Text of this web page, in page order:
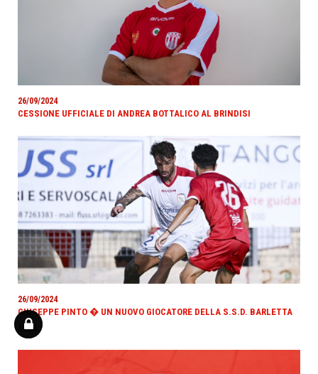
26/09/2024
CESSIONE UFFICIALE DI ANDREA BOTTALICO AL BRINDISI
26/09/2024
GIUSEPPE PINTO � UN NUOVO GIOCATORE DELLA S.S.D. BARLETTA
1922